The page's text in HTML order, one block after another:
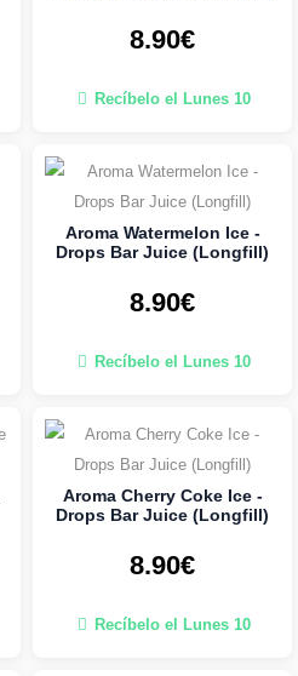
8.90€
Recíbelo el Lunes 10
Aroma Watermelon Ice -
Drops Bar Juice (Longfill)
8.90€
Recíbelo el Lunes 10
Aroma Cherry Coke Ice -
Drops Bar Juice (Longfill)
8.90€
Recíbelo el Lunes 10